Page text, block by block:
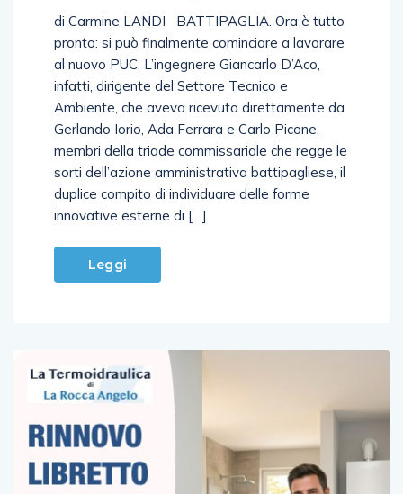
di Carmine LANDI BATTIPAGLIA. Ora è tutto
pronto: si può finalmente cominciare a lavorare
al nuovo PUC. L’ingegnere Giancarlo D’Aco,
infatti, dirigente del Settore Tecnico e
Ambiente, che aveva ricevuto direttamente da
Gerlando Iorio, Ada Ferrara e Carlo Picone,
membri della triade commissariale che regge le
sorti dell’azione amministrativa battipagliese, il
duplice compito di individuare delle forme
innovative esterne di […]
Leggi